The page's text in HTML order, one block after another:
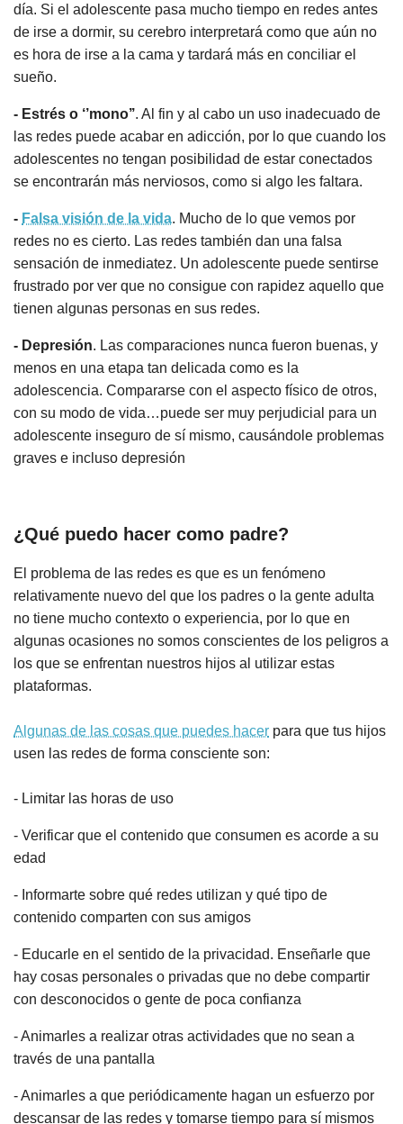
día. Si el adolescente pasa mucho tiempo en redes antes
de irse a dormir, su cerebro interpretará como que aún no
es hora de irse a la cama y tardará más en conciliar el
sueño.
- Estrés o ‘’mono’’. Al fin y al cabo un uso inadecuado de
las redes puede acabar en adicción, por lo que cuando los
adolescentes no tengan posibilidad de estar conectados
se encontrarán más nerviosos, como si algo les faltara.
- Falsa visión de la vida. Mucho de lo que vemos por
redes no es cierto. Las redes también dan una falsa
sensación de inmediatez. Un adolescente puede sentirse
frustrado por ver que no consigue con rapidez aquello que
tienen algunas personas en sus redes.
- Depresión. Las comparaciones nunca fueron buenas, y
menos en una etapa tan delicada como es la
adolescencia. Compararse con el aspecto físico de otros,
con su modo de vida…puede ser muy perjudicial para un
adolescente inseguro de sí mismo, causándole problemas
graves e incluso depresión
¿Qué puedo hacer como padre?
El problema de las redes es que es un fenómeno
relativamente nuevo del que los padres o la gente adulta
no tiene mucho contexto o experiencia, por lo que en
algunas ocasiones no somos conscientes de los peligros a
los que se enfrentan nuestros hijos al utilizar estas
plataformas.
Algunas de las cosas que puedes hacer para que tus hijos
usen las redes de forma consciente son:
- Limitar las horas de uso
- Verificar que el contenido que consumen es acorde a su
edad
- Informarte sobre qué redes utilizan y qué tipo de
contenido comparten con sus amigos
- Educarle en el sentido de la privacidad. Enseñarle que
hay cosas personales o privadas que no debe compartir
con desconocidos o gente de poca confianza
- Animarles a realizar otras actividades que no sean a
través de una pantalla
- Animarles a que periódicamente hagan un esfuerzo por
descansar de las redes y tomarse tiempo para sí mismos